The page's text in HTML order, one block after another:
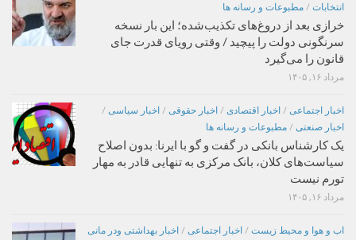
انتخابات / مطبوعات و رسانه ها
خرازی بعد از دروغ‌های تکذیب‌شده؛ این بار نسخه
سرنگونی دولت را پیچید / وقتی رویای قدرت جای
قانون را می‌گیرد
مرداد ۱۶, ۱۴۰۵
اخبار اجتماعی / اخبار اقتصادی / اخبار حقوقی / اخبار سیاسی /
اخبار صنعتی / مطبوعات و رسانه ها
یک کارشناس بانکی در گفت و گو با ایرنا: بدون اصلاح
سیاست‌های کلان، بانک مرکزی به تنهایی قادر به مهار
تورم نیست
مرداد ۱۶, ۱۴۰۵
اب و هوا و محیط زیست / اخبار اجتماعی / اخبار بهداشتی ودر مانی